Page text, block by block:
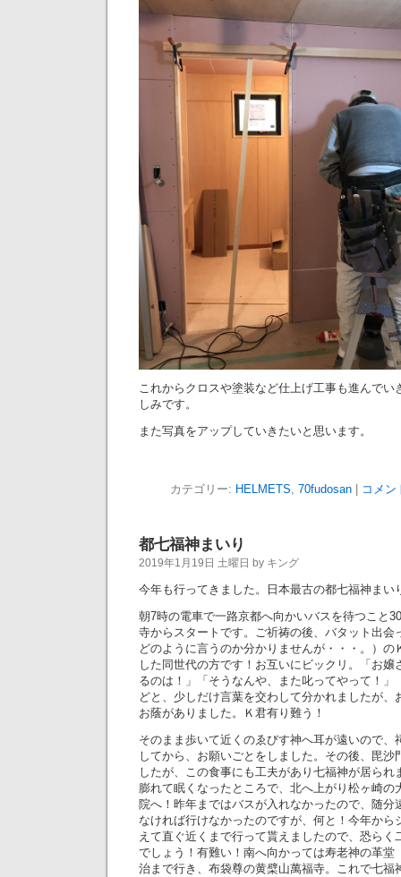
これからクロスや塗装など仕上げ工事も進んでい
しみです。
また写真をアップしていきたいと思います。
カテゴリー: HELMETS, 70fudosan| コメン
都七福神まいり
2019年1月19日 土曜日 by キング
今年も行ってきました。日本最古の都七福神まい
朝7時の電車で一路京都へ向かいバスを待つこと
寺からスタートです。ご祈祷の後、バタット出会
どのように言うのか分かりませんが・・・。）の
した同世代の方です！お互いにビックリ。「お嬢
るのは！」「そうなんや、また叱ってやって！」
どと、少しだけ言葉を交わして分かれましたが、
お蔭がありました。Ｋ君有り難う！
そのまま歩いて近くのゑびす神へ耳が遠いので、
してから、お願いごとをしました。その後、毘沙
したが、この食事にも工夫があり七福神が居られ
膨れて眠くなったところで、北へ上がり松ヶ崎の
院へ！昨年まではバスが入れなかったので、随分
なければ行けなかったのですが、何と！今年から
えて直ぐ近くまで行って貰えましたので、恐らく
でしょう！有難い！南へ向かっては寿老神の革堂
治まで行き、布袋尊の黄檗山萬福寺。これで七福